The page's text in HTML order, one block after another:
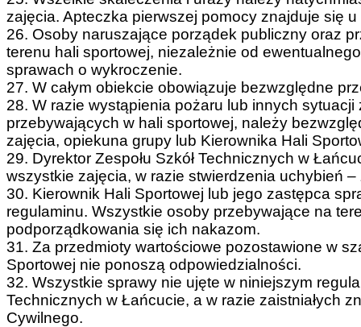
zajęcia. Apteczka pierwszej pomocy znajduje się
26. Osoby naruszające porządek publiczny oraz
terenu hali sportowej, niezależnie od
sprawach o wykroczenie.
27. W całym obiekcie obowiązuje bezwzględne
28. W razie wystąpienia pożaru lub innych
przebywających w hali sportowej, należy
zajęcia, opiekuna grupy lub Kierownika Hali
29. Dyrektor Zespołu Szkół Technicznych w
wszystkie zajęcia, w razie stwierdzenia uchybień
30. Kierownik Hali Sportowej lub jego zastępca
regulaminu. Wszystkie osoby przebywające na
podporządkowania się ich nakazom.
31. Za przedmioty wartościowe pozostawione w
Sportowej nie ponoszą odpowiedzialności.
32. Wszystkie sprawy nie ujęte w niniejszym
Technicznych w Łańcucie, a w razie zaistniałych
Cywilnego.